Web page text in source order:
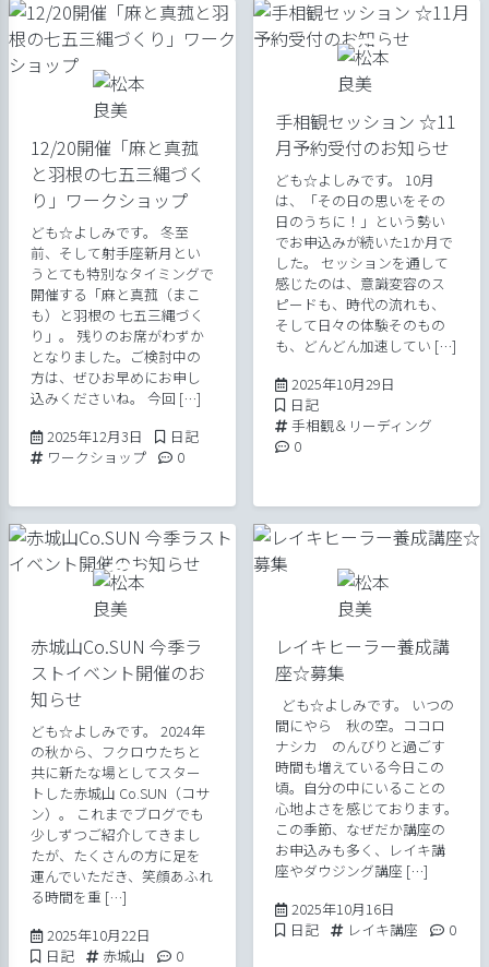
12/20開催「麻と真菰
と羽根の七五三縄づく
り」ワークショップ
ども☆よしみです。 冬至
前、そして射手座新月とい
うとても特別なタイミングで
開催する「麻と真菰（まこ
も）と羽根の 七五三縄づく
り」。 残りのお席がわずか
となりました。ご検討中の
方は、ぜひお早めにお申し
込みくださいね。 今回 […]
2025年12月3日 2025年12月3日
Posted in
日記
Tags:
ワークショップ Comments:
0
手相観セッション ☆11
月予約受付のお知らせ
ども☆よしみです。 10月
は、「その日の思いをその
日のうちに！」という勢い
でお申込みが続いた1か月で
した。 セッションを通して
感じたのは、意識変容のス
ピードも、時代の流れも、
そして日々の体験そのもの
も、どんどん加速してい […]
2025年10月29日
Posted in
日記
Tags:
手相観＆リーディング
Comments:
0
赤城山Co.SUN 今季ラ
ストイベント開催のお
知らせ
ども☆よしみです。 2024年
の秋から、フクロウたちと
共に新たな場としてスター
トした赤城山 Co.SUN（コサ
ン）。 これまでブログでも
少しずつご紹介してきまし
たが、たくさんの方に足を
運んでいただき、笑顔あふれ
る時間を重 […]
2025年10月22日
Posted in
日記 Tags:
赤城山 Comments:
0
レイキヒーラー養成講
座☆募集
ども☆よしみです。 いつの
間にやら 秋の空。ココロ
ナシカ のんびりと過ごす
時間も増えている今日この
頃。自分の中にいることの
心地よさを感じております。
この季節、なぜだか講座の
お申込みも多く、レイキ講
座やダウジング講座 […]
2025年10月16日
Posted in
日記 Tags:
レイキ講座 0